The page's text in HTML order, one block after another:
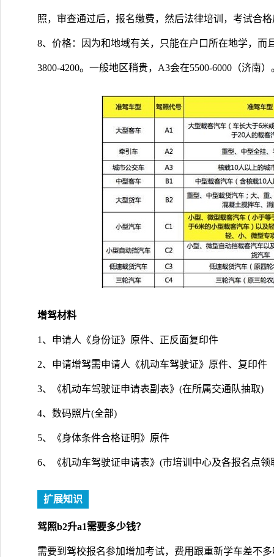
照，审查通过后，报名缴费，然后法律培训，考试合
8、价格：因为和地域有关，只能在户口所在地学，而
3800-4200。一般地区稍贵，A3会在5500-6000（济南
增驾材料
1、申请人《身份证》原件、正反面复印件
2、申请增驾需申请人《机动车驾驶证》原件、复印件
3、《机动车驾驶证申请表副表》(在所属交通队抽取)
4、数码照片(全部)
5、《身体条件合格证明》原件
6、《机动车驾驶证申请表》(市培训中心及各报名点领
扩展知识
驾照b2升a1需要多少钱？
需要到驾校报名参加增加考试，费用跟重新学车差不